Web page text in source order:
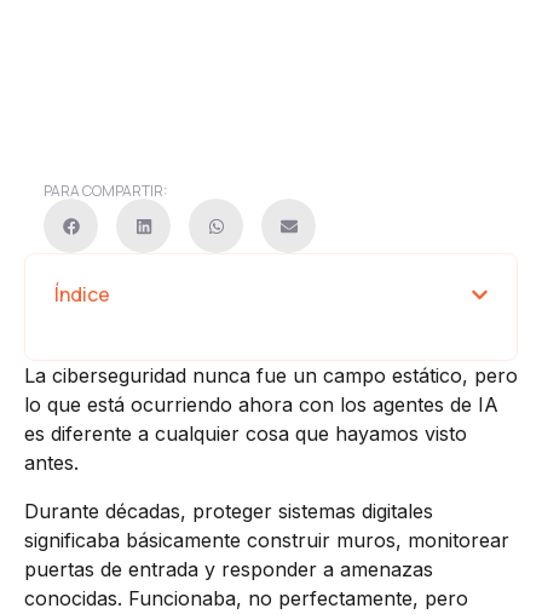
PARA COMPARTIR:
Índice
La ciberseguridad nunca fue un campo estático, pero
lo que está ocurriendo ahora con los agentes de IA
es diferente a cualquier cosa que hayamos visto
antes.
Durante décadas, proteger sistemas digitales
significaba básicamente construir muros, monitorear
puertas de entrada y responder a amenazas
conocidas. Funcionaba, no perfectamente, pero